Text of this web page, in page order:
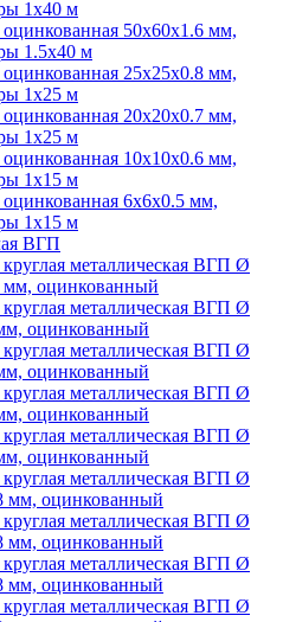
1х40 м
оцинкованная 50х60х1.6 мм,
1.5х40 м
оцинкованная 25х25х0.8 мм,
1х25 м
оцинкованная 20х20х0.7 мм,
1х25 м
оцинкованная 10х10х0.6 мм,
1х15 м
оцинкованная 6х6х0.5 мм,
1х15 м
ВГП
круглая металлическая ВГП Ø
мм, оцинкованный
круглая металлическая ВГП Ø
оцинкованный
круглая металлическая ВГП Ø
оцинкованный
круглая металлическая ВГП Ø
оцинкованный
круглая металлическая ВГП Ø
оцинкованный
круглая металлическая ВГП Ø
мм, оцинкованный
круглая металлическая ВГП Ø
мм, оцинкованный
круглая металлическая ВГП Ø
мм, оцинкованный
круглая металлическая ВГП Ø